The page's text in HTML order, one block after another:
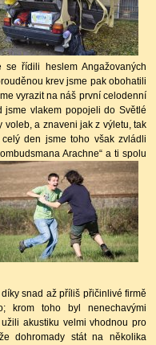
řídili heslem Angažovaných
krev jsme pak obohatili
vyrazit na náš první celodenní
jsme vlakem popojeli do Světlé
a znaveni jak z výletu, tak
den jsme toho však zvládli
Arachne“ a ti spolu
snad až příliš přičinlivé firmě
krom toho byl nenechavými
akustiku velmi vhodnou pro
dohromady stát na několika